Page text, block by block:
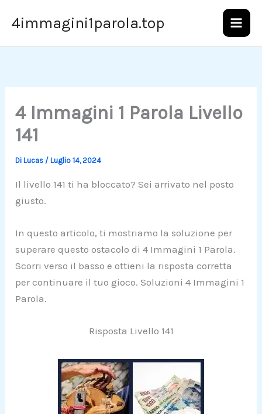
4immagini1parola.top
4 Immagini 1 Parola Livello
141
DiLucas /Luglio 14, 2024
Il livello 141 ti ha bloccato? Sei arrivato nel posto
giusto.
In questo articolo, ti mostriamo la soluzione per
superare questo ostacolo di 4 Immagini 1 Parola.
Scorri verso il basso e ottieni la risposta corretta
per continuare il tuo gioco. Soluzioni 4 Immagini 1
Parola.
Risposta Livello 141